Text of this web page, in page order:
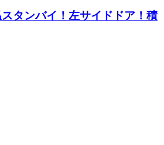
タンバイ！左サイドドア！積